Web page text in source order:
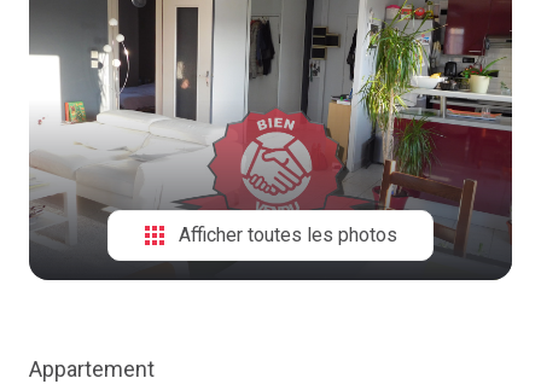
NOTRE
AGENCE
CONTACT
Afficher toutes les photos
Appartement